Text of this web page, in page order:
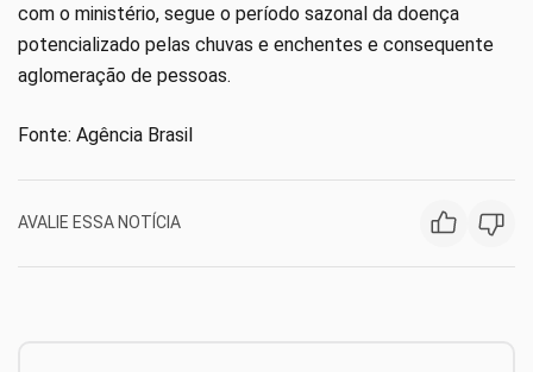
com o ministério, segue o período sazonal da doença
potencializado pelas chuvas e enchentes e consequente
aglomeração de pessoas.
Fonte: Agência Brasil
AVALIE ESSA NOTÍCIA